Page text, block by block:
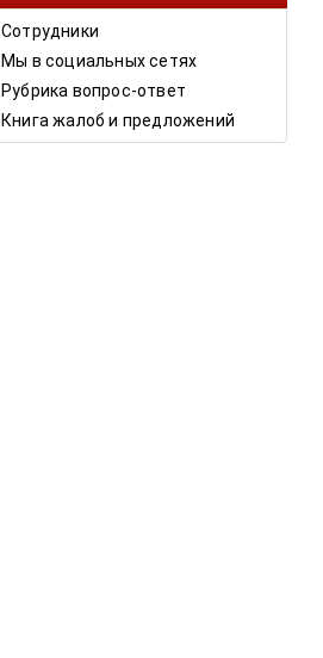
Сотрудники
Мы в социальных сетях
Рубрика вопрос-ответ
Книга жалоб и предложений